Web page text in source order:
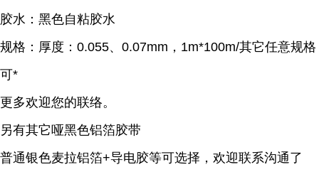
胶水：黑色自粘胶水
规格：厚度：0.055、0.07mm，1m*100m/其它任意规格
可*
更多欢迎您的联络。
另有其它哑黑色铝箔胶带
普通银色麦拉铝箔+导电胶等可选择，欢迎联系沟通了